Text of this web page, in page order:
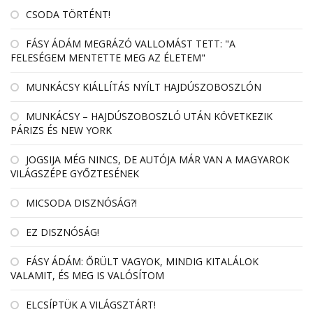
CSODA TÖRTÉNT!
FÁSY ÁDÁM MEGRÁZÓ VALLOMÁST TETT: "A
FELESÉGEM MENTETTE MEG AZ ÉLETEM"
MUNKÁCSY KIÁLLÍTÁS NYÍLT HAJDÚSZOBOSZLÓN
MUNKÁCSY – HAJDÚSZOBOSZLÓ UTÁN KÖVETKEZIK
PÁRIZS ÉS NEW YORK
JOGSIJA MÉG NINCS, DE AUTÓJA MÁR VAN A MAGYAROK
VILÁGSZÉPE GYŐZTESÉNEK
MICSODA DISZNÓSÁG?!
EZ DISZNÓSÁG!
FÁSY ÁDÁM: ŐRÜLT VAGYOK, MINDIG KITALÁLOK
VALAMIT, ÉS MEG IS VALÓSÍTOM
ELCSÍPTÜK A VILÁGSZTÁRT!